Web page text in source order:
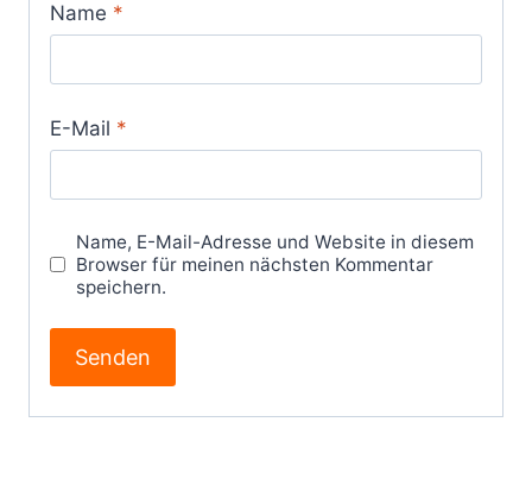
Name *
E-Mail *
Name, E-Mail-Adresse und Website in diesem
Browser für meinen nächsten Kommentar
speichern.